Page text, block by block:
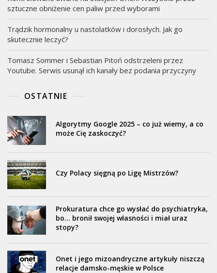
sztuczne obniżenie cen paliw przed wyborami
Trądzik hormonalny u nastolatków i dorosłych. Jak go
skutecznie leczyć?
Tomasz Sommer i Sebastian Pitoń odstrzeleni przez
Youtube. Serwis usunął ich kanały bez podania przyczyny
OSTATNIE
Algorytmy Google 2025 – co już wiemy, a co
może Cię zaskoczyć?
Czy Polacy sięgną po Ligę Mistrzów?
Prokuratura chce go wysłać do psychiatryka,
bo… bronił swojej własności i miał uraz
stopy?
Onet i jego mizoandryczne artykuły niszczą
relacje damsko-męskie w Polsce